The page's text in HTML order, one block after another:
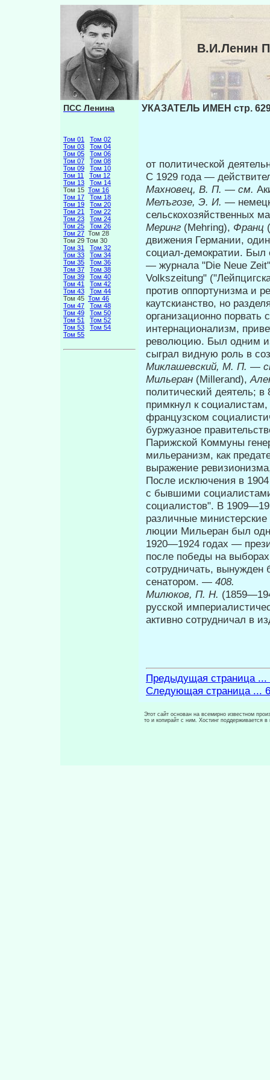
В.И.Ленин
ПСС Ленина
Том 01
Том 02
Том 03
Том 04
Том 05
Том 06
Том 07
Том 08
Том 09
Том 10
Том 11
Том 12
Том 13
Том 14
Том 15 Том 16
Том 17
Том 18
Том 19
Том 20
Том 21
Том 22
Том 23
Том 24
Том 25
Том 26
Том 27 Том 28
Том 29 Том 30
Том 31
Том 32
Том 33
Том 34
Том 35
Том 36
Том 37
Том 38
Том 39
Том 40
Том 41
Том 42
Том 43
Том 44
Том 45 Том 46
Том 47
Том 48
Том 49
Том 50
Том 51
Том 52
Том 53
Том 54
Том 55
УКАЗАТЕЛЬ ИМЕН стр.
от политической
С 1929 года —
Махновец, В. П. — см.
Мелъгозе, Э. И. —
сельскохозяйственных
Меринг (Mehring), Франц
движения Германии,
социал-демократии. Был
— журнала "Die Neue
Volkszeitung"
против оппортунизма и
каутскианство, но
организационно
интернациона­лизм,
революцию. Был одним
сыграл видную роль в
Миклашевский, М. П. —
Мильеран (Millerand),
политический деятель;
примкнул к социалистам,
французском
бур­жуазное
Парижской Коммуны
мильеранизм, как
выражение
После исключения в
с бывшими
социалистов". В
различные
люции Мильеран был
1920—1924 годах —
после победы на
сотрудничать, вынужден
сена­тором. — 408.
Милюков, П. Н.
русской
активно сотрудничал в
Предыдущая страница ...
Следующая страница ...
Этот сайт основан на всемирно известном
то и копирайт с ним. Хостинг поддерживается